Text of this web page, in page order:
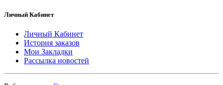
Личный Кабинет
Личный Кабинет
История заказов
Мои Закладки
Рассылка новостей